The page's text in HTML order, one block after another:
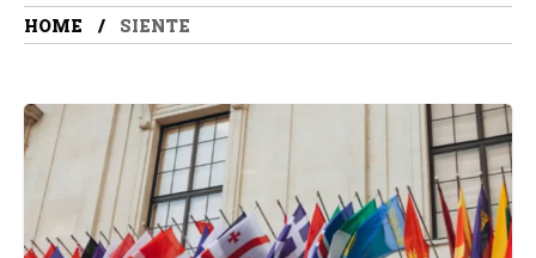
HOME SIENTE